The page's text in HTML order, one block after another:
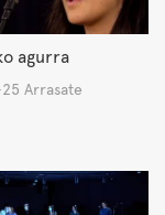
agurra
Arrasate